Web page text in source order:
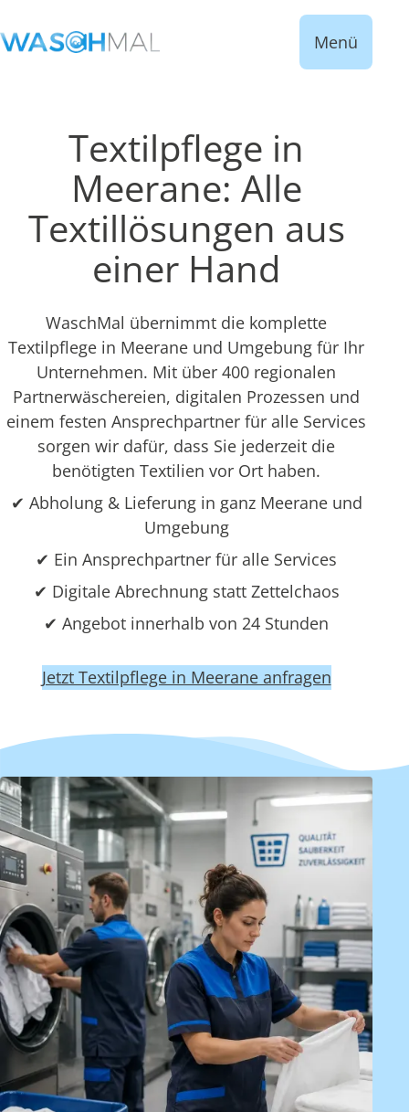
Menü
Textilpflege in
Meerane: Alle
Textillösungen aus
einer Hand
WaschMal übernimmt die komplette
Textilpflege in Meerane und Umgebung für Ihr
Unternehmen. Mit über 400 regionalen
Partnerwäschereien, digitalen Prozessen und
einem festen Ansprechpartner für alle Services
sorgen wir dafür, dass Sie jederzeit die
benötigten Textilien vor Ort haben.
✔ Abholung & Lieferung in ganz Meerane und
Umgebung
✔ Ein Ansprechpartner für alle Services
✔ Digitale Abrechnung statt Zettelchaos
✔ Angebot innerhalb von 24 Stunden
Jetzt Textilpflege in Meerane anfragen